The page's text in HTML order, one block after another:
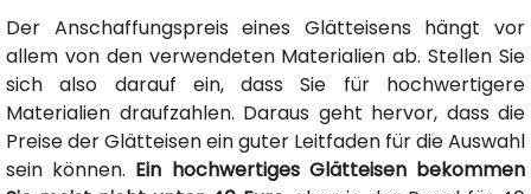
Der Anschaffungspreis eines Glätteisens hängt vor
allem von den verwendeten Materialien ab. Stellen Sie
sich also darauf ein, dass Sie für hochwertigere
Materialien draufzahlen. Daraus geht hervor, dass die
Preise der Glätteisen ein guter Leitfaden für die Auswahl
sein können. Ein hochwertiges Glätteisen bekommen